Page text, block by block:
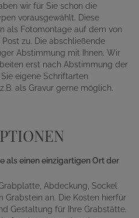
wir für Sie schon die
vorausgewählt. Diese
als Fotomontage auf dem von
zu. Die abschließende
Abstimmung mit Ihnen. Wir
erst nach Abstimmung der
eigene Schriftarten
als Gravur gerne möglich.
als einen einzigartigen Ort der
Abdeckung, Sockel
Grabstein an. Die Kosten hierfür
Gestaltung für Ihre Grabstätte.